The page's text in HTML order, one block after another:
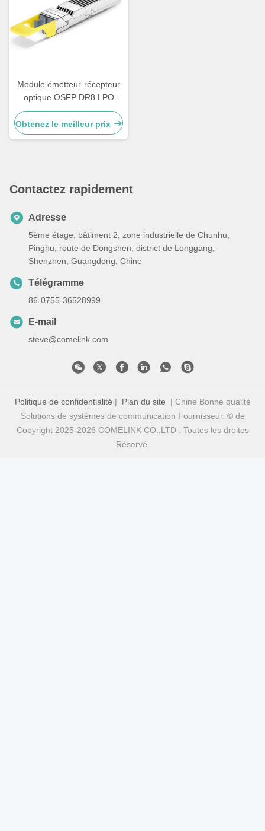
Module émetteur-récepteur
optique OSFP DR8 LPO
800G Comelink, Compatible
avec les modules optiques
monomodes Ethernet OSFP
Obtenez le meilleur prix
Contactez rapidement
Adresse
5ème étage, bâtiment 2, zone industrielle de Chunhu,
Pinghu, route de Dongshen, district de Longgang,
Shenzhen, Guangdong, Chine
Télégramme
86-0755-36528999
E-mail
steve@comelink.com
Politique de confidentialité | Plan du site | Chine Bonne qualité
Solutions de systèmes de communication Fournisseur. © de
Copyright 2025-2026 COMELINK CO.,LTD . Toutes les droites
Réservé.